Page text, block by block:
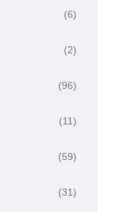
(6)
(2)
(96)
(11)
(59)
(31)